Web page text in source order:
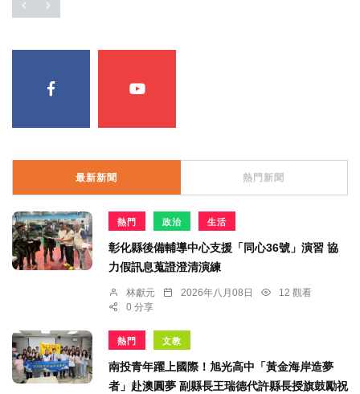
最新新聞 熱門新聞
熱門 政治 生活
彰化縣後備輔導中心支援「同心36號」演習 協
力假訊息蒐證澄清演練
林獻元 2026年八月08日
12 觀看
0 分享
熱門 文教
南投青年躍上國際！旭光高中「黃金海岸造夢
者」赴澳圓夢 副縣長王瑞德代許縣長授旗鼓勵祝